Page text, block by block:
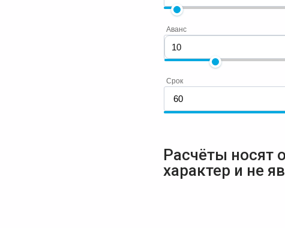
Аванс
Срок
Расчёты носят
характер и не